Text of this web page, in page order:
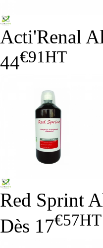
Acti'Renal
44€91HT
Red Sprint
Dès 17€57HT